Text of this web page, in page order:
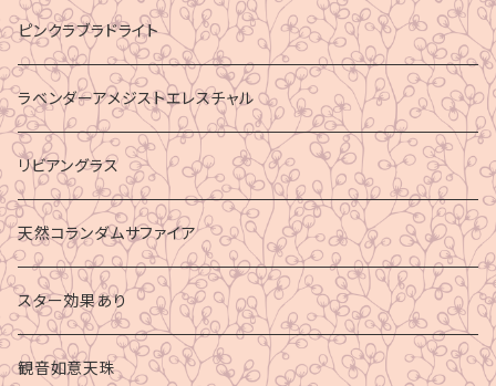
ピンクラブラドライト
ラベンダーアメジストエレスチャル
リビアングラス
天然コランダムサファイア
スター効果あり
観音如意天珠